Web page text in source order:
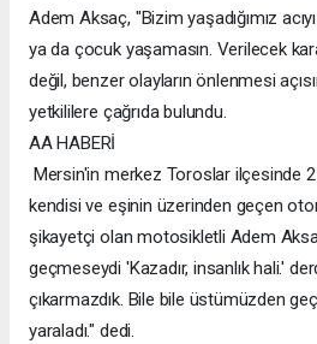
Adem Aksaç, "Bizim yaşadığımız
ya da çocuk yaşamasın. Verilecek
değil, benzer olayların önlenmesi
yetkililere çağrıda bulundu.
AA HABERİ
Mersin'in merkez Toroslar ilçesinde
kendisi ve eşinin üzerinden geçen
şikayetçi olan motosikletli Adem
geçmeseydi 'Kazadır, insanlık hali.'
çıkarmazdık. Bile bile üstümüzden
yaraladı." dedi.